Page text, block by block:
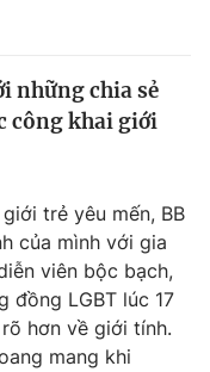
những chia sẻ
công khai giới
trẻ yêu mến, BB
của mình với gia
viên bộc bạch,
đồng LGBT lúc 17
hơn về giới tính.
mang khi